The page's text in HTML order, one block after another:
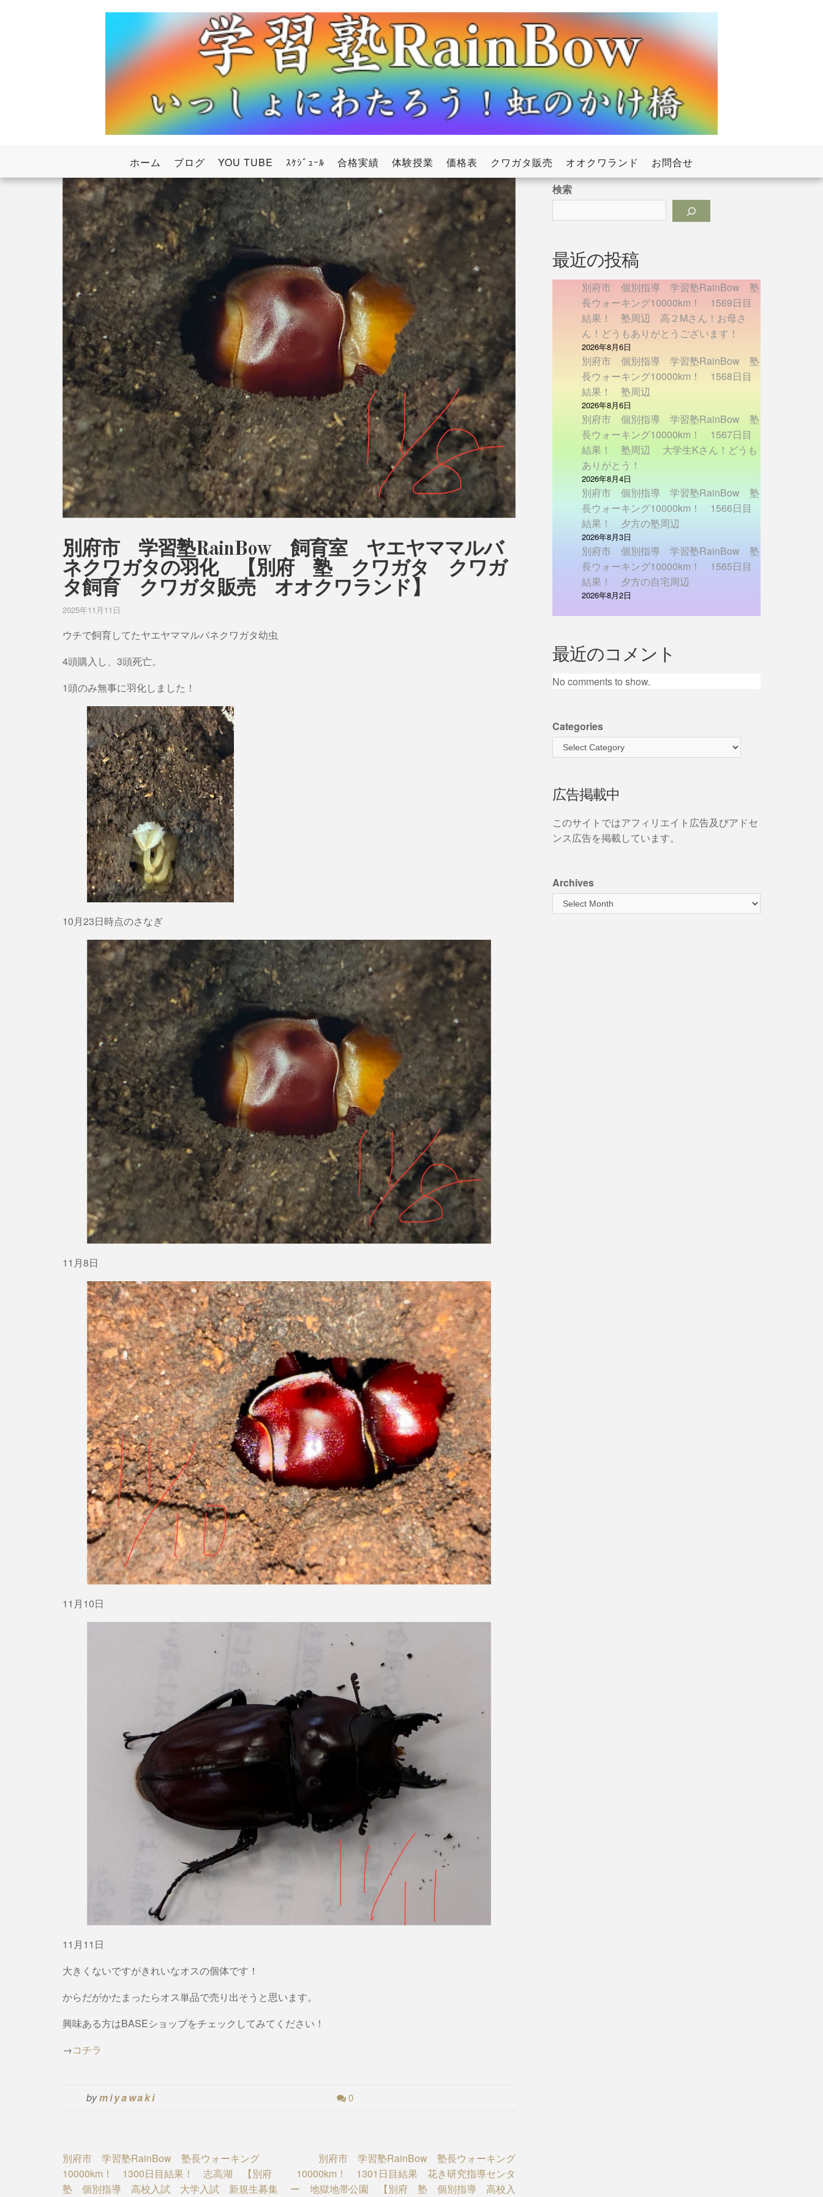
学習塾RainBow
ホーム ブログ YOU TUBE ｽｹｼﾞｭｰﾙ 合格実績 体験授業 価格表 クワガタ販売 オオクワランド お問合せ
別府市 学習塾RainBow 飼育室 ヤエヤママルバ
ネクワガタの羽化 【別府 塾 クワガタ クワガ
タ飼育 クワガタ販売 オオクワランド】
2025年11月11日
ウチで飼育してたヤエヤママルバネクワガタ幼虫
4頭購入し、3頭死亡。
1頭のみ無事に羽化しました！
10月23日時点のさなぎ
11月8日
11月10日
11月11日
大きくないですがきれいなオスの個体です！
からだがかたまったらオス単品で売り出そうと思います。
興味ある方はBASEショップをチェックしてみてください！
→コチラ
bymiyawaki 0
Post
navigation
別府市 学習塾RainBow 塾長ウォーキング
10000km！ 1300日目結果！ 志高湖 【別府
塾 個別指導 高校入試 大学入試 新規生募集
別府市 学習塾RainBow 塾長ウォーキング
10000km！ 1301日目結果 花き研究指導センタ
ー 地獄地帯公園 【別府 塾 個別指導 高校入
検索
最近の投稿
別府市 個別指導 学習塾RainBow 塾
長ウォーキング10000km！ 1569日目
結果！ 塾周辺 高２Mさん！お母さ
ん！どうもありがとうございます！
2026年8月6日
別府市 個別指導 学習塾RainBow 塾
長ウォーキング10000km！ 1568日目
結果！ 塾周辺
2026年8月6日
別府市 個別指導 学習塾RainBow 塾
長ウォーキング10000km！ 1567日目
結果！ 塾周辺 大学生Kさん！どうも
ありがとう！
2026年8月4日
別府市 個別指導 学習塾RainBow 塾
長ウォーキング10000km！ 1566日目
結果！ 夕方の塾周辺
2026年8月3日
別府市 個別指導 学習塾RainBow 塾
長ウォーキング10000km！ 1565日目
結果！ 夕方の自宅周辺
2026年8月2日
最近のコメント
No comments to show.
Categories
広告掲載中
このサイトではアフィリエイト広告及びアドセ
ンス広告を掲載しています。
Archives